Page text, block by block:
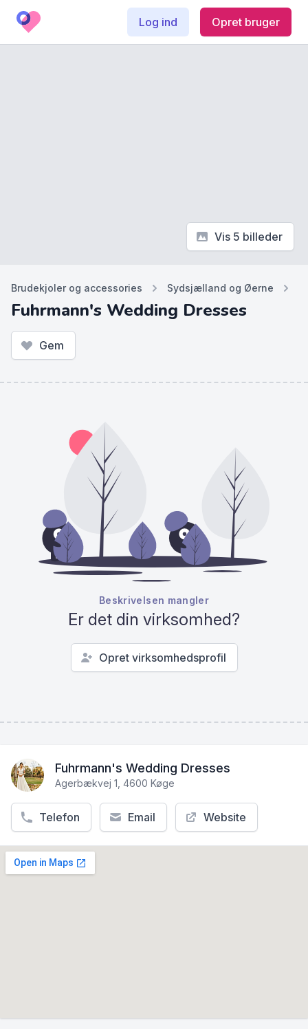
Log ind Opret bruger
Vis 5 billeder
Brudekjoler og accessories Sydsjælland og Øerne
Fuhrmann's Wedding Dresses
Gem
Beskrivelsen mangler
Er det din virksomhed?
Opret virksomhedsprofil
Fuhrmann's Wedding Dresses
Agerbækvej 1, 4600 Køge
Telefon Email Website